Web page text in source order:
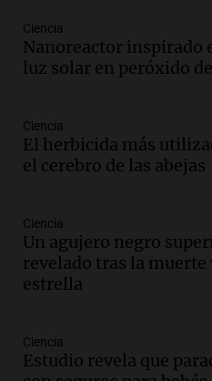
cuando el padre
Educar entre todos
Episodios
Tecnológico en
edificios icónicos
Panorama Federal
árbitros bajo la
controvertidos
Panorama Federal
Episodios
para modificar
privada en el
Ciencia
Nanoreactor inspirado
luz solar en peróxido
Ciencia
El herbicida más
el cerebro de las abejas
Ciencia
Un agujero negro
revelado tras la
estrella
Ciencia
Estudio revela que